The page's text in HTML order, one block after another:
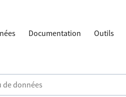
Documentation Outils